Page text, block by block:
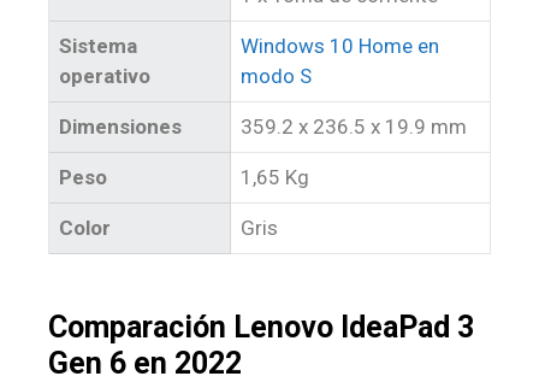
Sistema
operativo
Windows 10 Home en
modo S
Dimensiones 359.2 x 236.5 x 19.9 mm
Peso 1,65 Kg
Color Gris
Comparación Lenovo IdeaPad 3
Gen 6 en 2022